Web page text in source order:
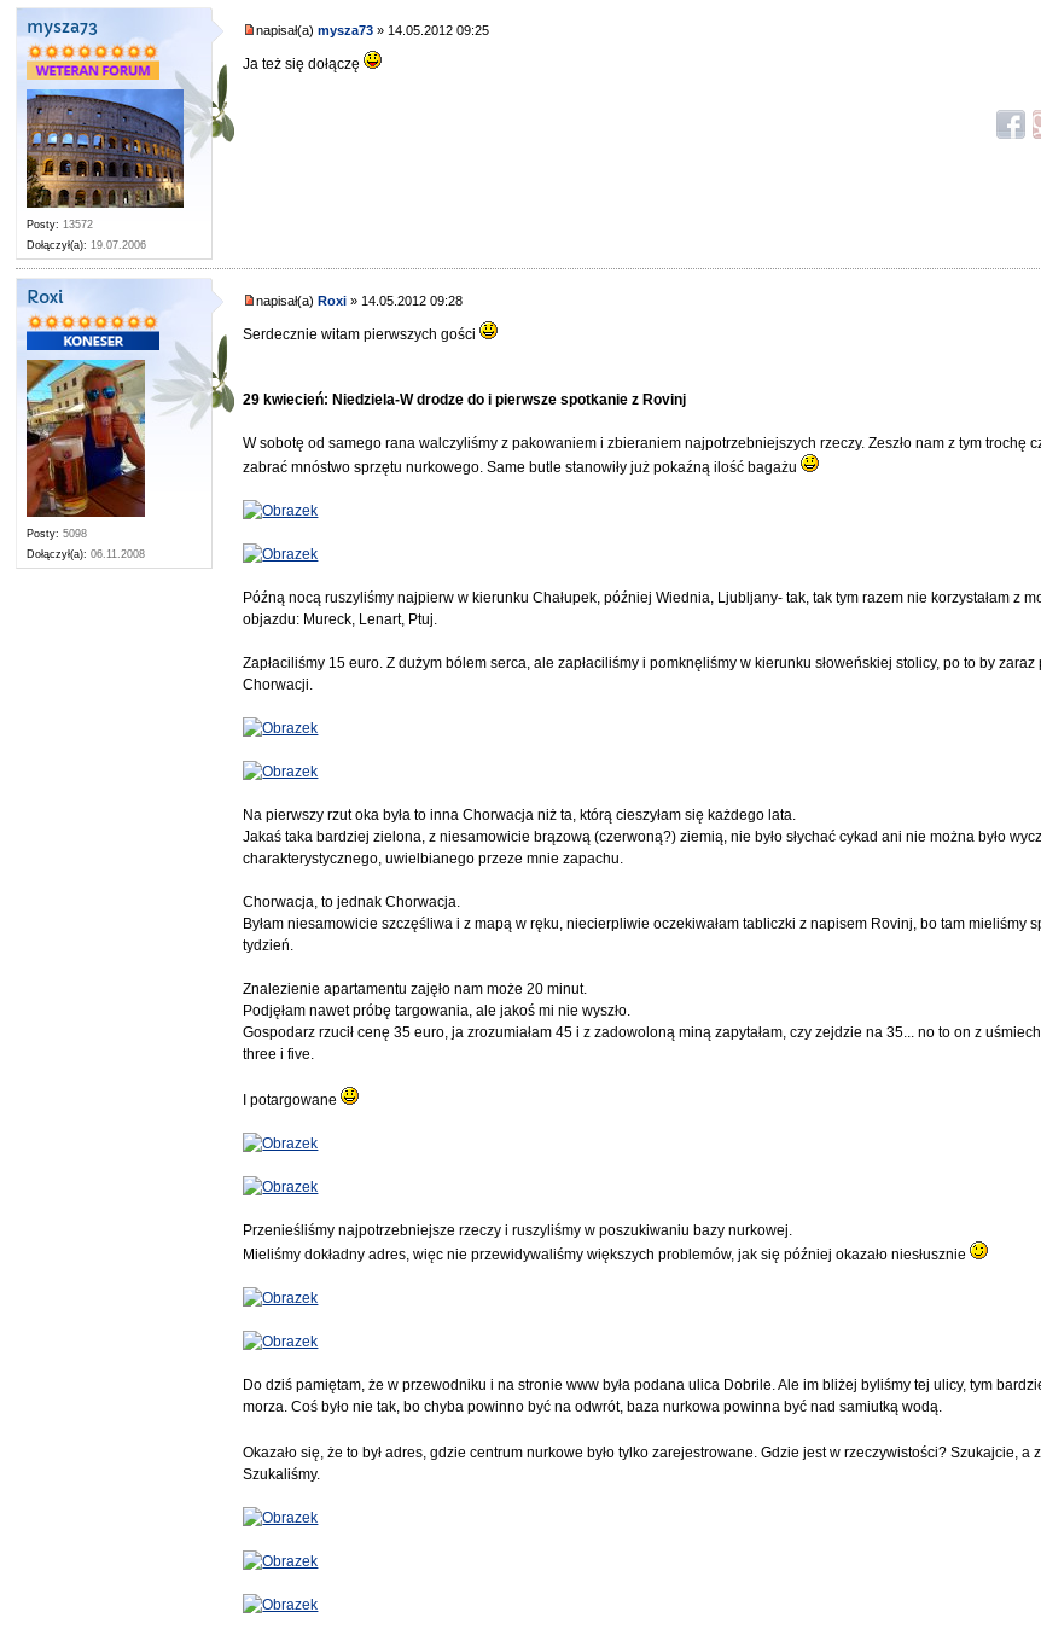
mysza73
Posty: 13572
Dołączył(a): 19.07.2006
napisał(a)mysza73 » 14.05.2012 09:25
Ja też się dołączę
Roxi
Posty: 5098
Dołączył(a): 06.11.2008
napisał(a)Roxi » 14.05.2012 09:28
Serdecznie witam pierwszych gości
29 kwiecień: Niedziela-W drodze do i pierwsze spotkanie z Rovinj
W sobotę od samego rana walczyliśmy z pakowaniem i zbieraniem najpotrzebniejszych rzeczy. Zeszło nam z tym trochę
zabrać mnóstwo sprzętu nurkowego. Same butle stanowiły już pokaźną ilość bagażu
Późną nocą ruszyliśmy najpierw w kierunku Chałupek, później Wiednia, Ljubljany- tak, tak tym razem nie korzystałam z
objazdu: Mureck, Lenart, Ptuj.
Zapłaciliśmy 15 euro. Z dużym bólem serca, ale zapłaciliśmy i pomknęliśmy w kierunku słoweńskiej stolicy, po to by
Chorwacji.
Na pierwszy rzut oka była to inna Chorwacja niż ta, którą cieszyłam się każdego lata.
Jakaś taka bardziej zielona, z niesamowicie brązową (czerwoną?) ziemią, nie było słychać cykad ani nie można było
charakterystycznego, uwielbianego przeze mnie zapachu.
Chorwacja, to jednak Chorwacja.
Byłam niesamowicie szczęśliwa i z mapą w ręku, niecierpliwie oczekiwałam tabliczki z napisem Rovinj, bo tam mieliśmy
tydzień.
Znalezienie apartamentu zajęło nam może 20 minut.
Podjęłam nawet próbę targowania, ale jakoś mi nie wyszło.
Gospodarz rzucił cenę 35 euro, ja zrozumiałam 45 i z zadowoloną miną zapytałam, czy zejdzie na 35... no to on z
three i five.
I potargowane
Przenieśliśmy najpotrzebniejsze rzeczy i ruszyliśmy w poszukiwaniu bazy nurkowej.
Mieliśmy dokładny adres, więc nie przewidywaliśmy większych problemów, jak się później okazało niesłusznie
Do dziś pamiętam, że w przewodniku i na stronie www była podana ulica Dobrile. Ale im bliżej byliśmy tej ulicy, tym
morza. Coś było nie tak, bo chyba powinno być na odwrót, baza nurkowa powinna być nad samiutką wodą.
Okazało się, że to był adres, gdzie centrum nurkowe było tylko zarejestrowane. Gdzie jest w rzeczywistości? Szukajcie, a
Szukaliśmy.